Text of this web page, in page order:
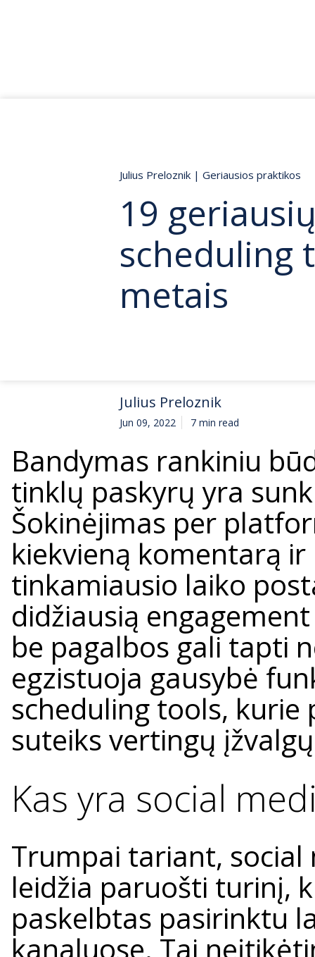
Julius Preloznik | Geriausios praktikos
19
scheduling
metais
Julius Preloznik
Jun 09, 2022 7 min read
Bandymas rankiniu
tinklų paskyrų yra
Šokinėjimas per
kiekvieną komentarą
tinkamiausio laiko
didžiausią
be pagalbos gali tapti
egzistuoja gausybė
scheduling tools,
suteiks vertingų
Kas yra social
Trumpai tariant,
leidžia paruošti turinį,
paskelbtas pasirinktu
kanaluose. Tai